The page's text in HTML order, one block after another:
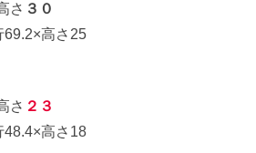
さ ３０
69.2×高さ25
さ ２３
48.4×高さ18